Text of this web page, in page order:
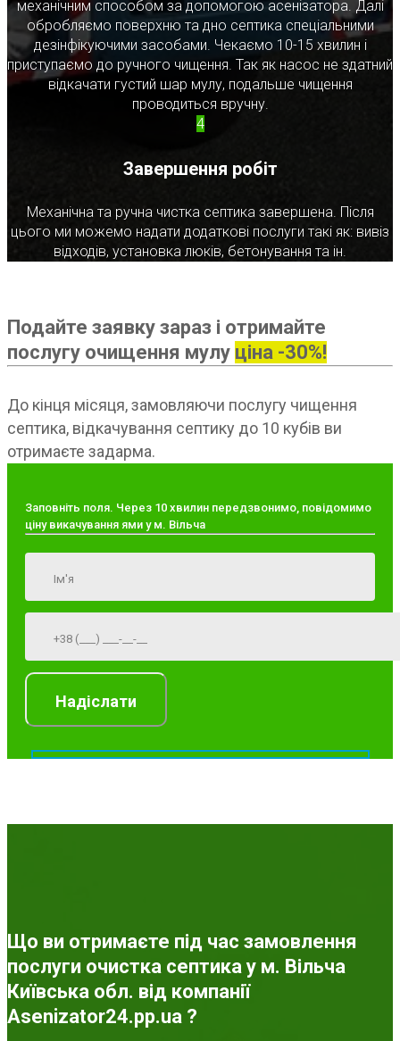
механічним способом за допомогою асенізатора. Далі
обробляємо поверхню та дно септика спеціальними
дезінфікуючими засобами. Чекаємо 10-15 хвилин і
приступаємо до ручного чищення. Так як насос не здатний
відкачати густий шар мулу, подальше чищення
проводиться вручну.
4
Завершення робіт
Механічна та ручна чистка септика завершена. Після
цього ми можемо надати додаткові послуги такі як: вивіз
відходів, установка люків, бетонування та ін.
Подайте заявку зараз і отримайте
послугу очищення мулу ціна -30%!
До кінця місяця, замовляючи послугу чищення
септика, відкачування септику до 10 кубів ви
отримаєте задарма.
Заповніть поля. Через 10 хвилин передзвонимо, повідомимо
ціну викачування ями у м. Вільча
Що ви отримаєте під час замовлення
послуги очистка септика у м. Вільча
Київська обл. від компанії
Asenizator24.pp.ua ?